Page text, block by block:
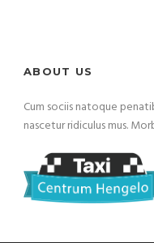
ABOUT US
Cum sociis natoque
nascetur ridiculus mus.